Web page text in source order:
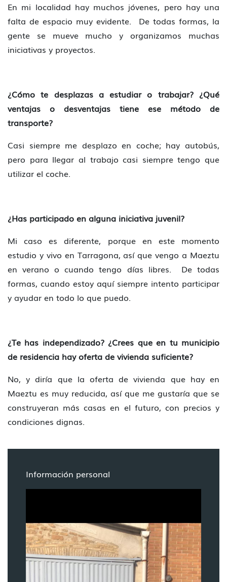
En mi localidad hay muchos jóvenes, pero hay una
falta de espacio muy evidente. De todas formas, la
gente se mueve mucho y organizamos muchas
iniciativas y proyectos.
¿Cómo te desplazas a estudiar o trabajar? ¿Qué
ventajas o desventajas tiene ese método de
transporte?
Casi siempre me desplazo en coche; hay autobús,
pero para llegar al trabajo casi siempre tengo que
utilizar el coche.
¿Has participado en alguna iniciativa juvenil?
Mi caso es diferente, porque en este momento
estudio y vivo en Tarragona, así que vengo a Maeztu
en verano o cuando tengo días libres. De todas
formas, cuando estoy aquí siempre intento participar
y ayudar en todo lo que puedo.
¿Te has independizado? ¿Crees que en tu municipio
de residencia hay oferta de vivienda suficiente?
No, y diría que la oferta de vivienda que hay en
Maeztu es muy reducida, así que me gustaría que se
construyeran más casas en el futuro, con precios y
condiciones dignas.
Información personal